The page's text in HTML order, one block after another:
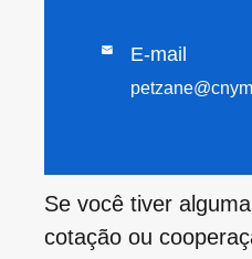
 E-mail
Se você tiver
cotação ou